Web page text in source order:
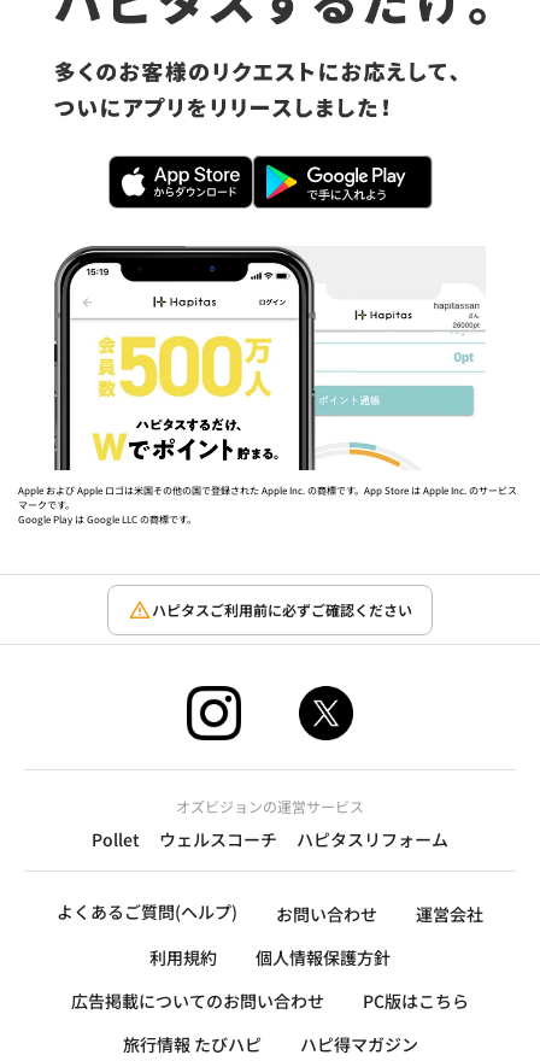
Apple および Apple ロゴは米国その他の国で登録された Apple Inc. の商標です。App Store は Apple Inc. のサービス
マークです。
Google Play は Google LLC の商標です。
ハピタスご利用前に必ずご確認ください
オズビジョンの運営サービス
Pollet ウェルスコーチ ハピタスリフォーム
よくあるご質問(ヘルプ) お問い合わせ
運営会社
利用規約
個人情報保護方針
広告掲載についてのお問い合わせ
PC版はこちら
旅行情報 たびハピ
ハピ得マガジン